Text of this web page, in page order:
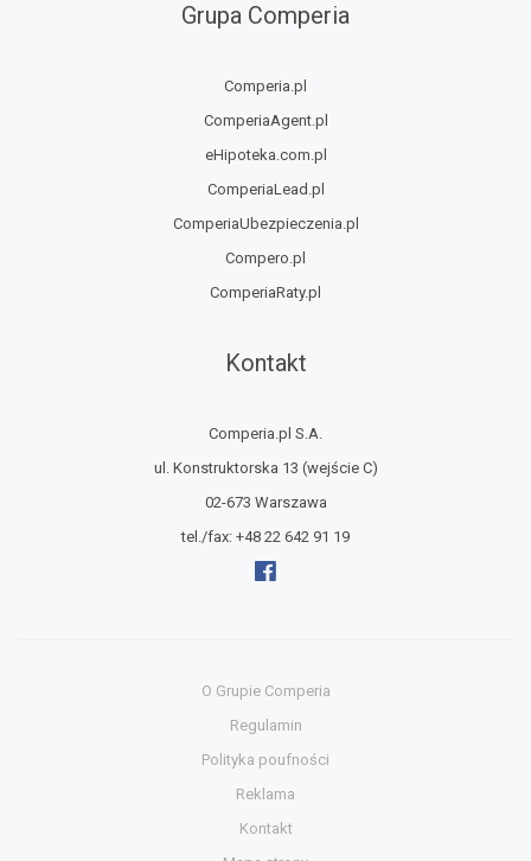
Grupa Comperia
Comperia.pl
ComperiaAgent.pl
eHipoteka.com.pl
ComperiaLead.pl
ComperiaUbezpieczenia.pl
Compero.pl
ComperiaRaty.pl
Kontakt
Comperia.pl S.A.
ul. Konstruktorska 13 (wejście C)
02-673 Warszawa
tel./fax: +48 22 642 91 19
O Grupie Comperia
Regulamin
Polityka poufności
Reklama
Kontakt